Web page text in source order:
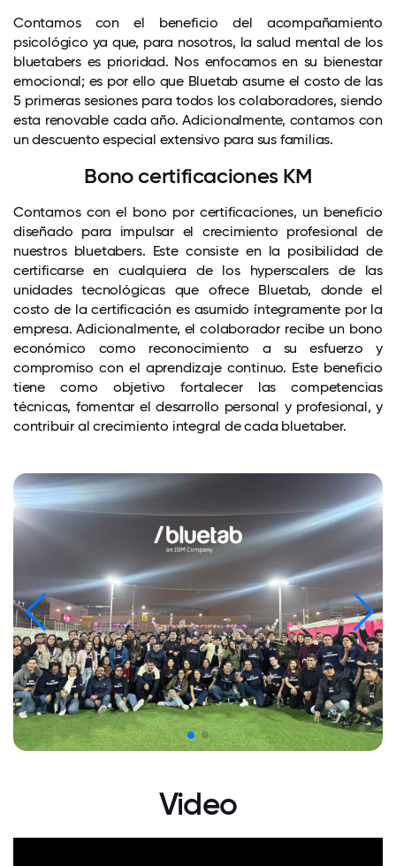
Contamos con el beneficio del acompañamiento
psicológico ya que, para nosotros, la salud mental de los
bluetabers es prioridad. Nos enfocamos en su bienestar
emocional; es por ello que Bluetab asume el costo de las
5 primeras sesiones para todos los colaboradores, siendo
esta renovable cada año. Adicionalmente, contamos con
un descuento especial extensivo para sus familias.
Bono certificaciones KM
Contamos con el bono por certificaciones, un beneficio
diseñado para impulsar el crecimiento profesional de
nuestros bluetabers. Este consiste en la posibilidad de
certificarse en cualquiera de los hyperscalers de las
unidades tecnológicas que ofrece Bluetab, donde el
costo de la certificación es asumido íntegramente por la
empresa. Adicionalmente, el colaborador recibe un bono
económico como reconocimiento a su esfuerzo y
compromiso con el aprendizaje continuo. Este beneficio
tiene como objetivo fortalecer las competencias
técnicas, fomentar el desarrollo personal y profesional, y
contribuir al crecimiento integral de cada bluetaber.
Video